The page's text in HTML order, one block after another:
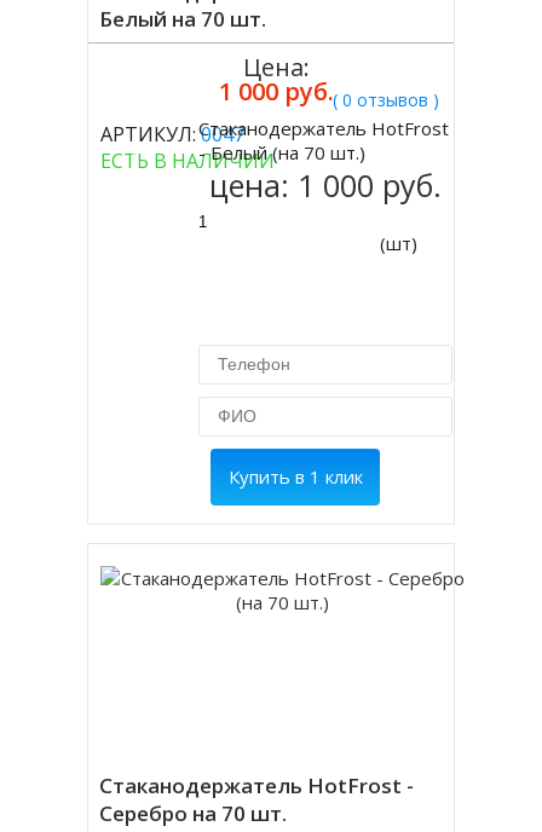
Белый на 70 шт.
( 0 отзывов )
АРТИКУЛ:0047
ЕСТЬ В НАЛИЧИИ
Цена:
1 000 руб.
Купить
Стаканодержатель HotFrost
- Белый (на 70 шт.)
цена: 1 000 руб.
(шт)
Купить в 1 клик
Стаканодержатель HotFrost -
Серебро на 70 шт.